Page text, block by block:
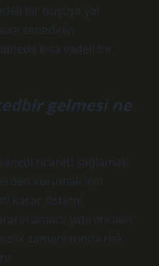
bir düşüşe yol
senedinin
kısa vadeli bir
gelmesi ne
ticareti sağlamak
korumak için
karar sistemi
amacı; yatırımcıları
zamanlarında risk